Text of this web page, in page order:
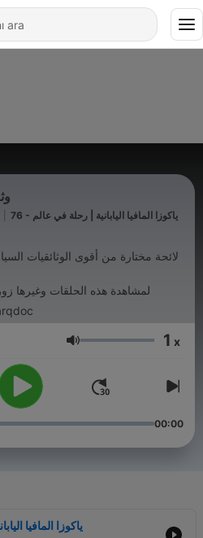
76 - ياكوزا المافيا اليابانية | رحلة في عالم
لائحة مختارة من أقوى الوثائقيات
لمشاهدة هذه الحلقات وغيرها
Ses 1 x
00:00
ياكوزا المافيا